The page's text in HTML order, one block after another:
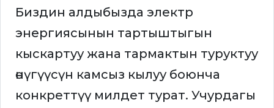
Биздин алдыбызда электр
энергиясынын тартыштыгын
кыскартуу жана тармактын туруктуу
өнүгүүсүн камсыз кылуу боюнча
конкреттүү милдет турат. Учурдагы